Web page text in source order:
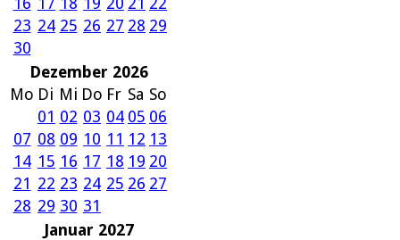
23 24 25 26 27 28 29
30
Dezember 2026
Mo Di Mi Do Fr Sa So
01 02 03 04 05 06
07 08 09 10 11 12 13
14 15 16 17 18 19 20
21 22 23 24 25 26 27
28 29 30 31
Januar 2027